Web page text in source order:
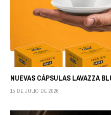
NUEVAS CÁPSULAS LAVAZZA
15 DE JULIO DE 2026